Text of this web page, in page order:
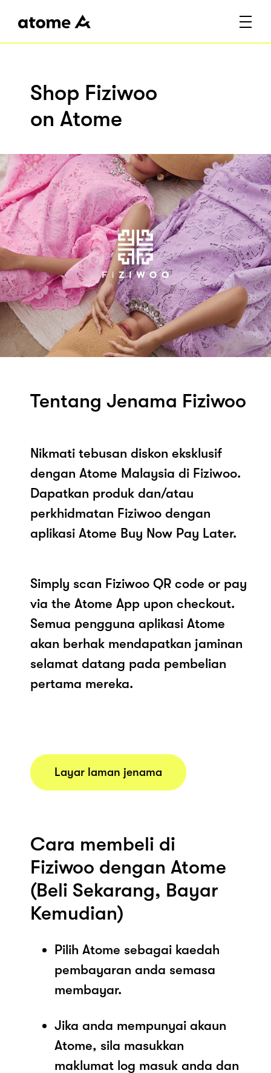
Shop Fiziwoo
on Atome
Tentang Jenama Fiziwoo
Nikmati tebusan diskon eksklusif
dengan Atome Malaysia di Fiziwoo.
Dapatkan produk dan/atau
perkhidmatan Fiziwoo dengan
aplikasi Atome Buy Now Pay Later.
Simply scan Fiziwoo QR code or pay
via the Atome App upon checkout.
Semua pengguna aplikasi Atome
akan berhak mendapatkan jaminan
selamat datang pada pembelian
pertama mereka.
Layar laman jenama
Cara membeli di
Fiziwoo dengan Atome
(Beli Sekarang, Bayar
Kemudian)
Pilih Atome sebagai kaedah
pembayaran anda semasa
membayar.
Jika anda mempunyai akaun
Atome, sila masukkan
maklumat log masuk anda dan